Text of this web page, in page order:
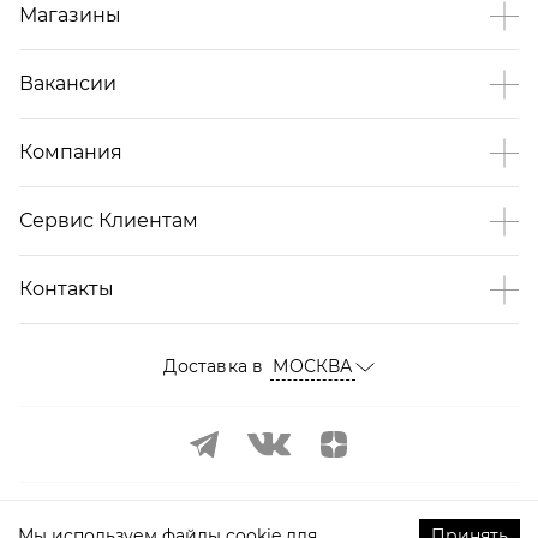
Магазины
Вакансии
Компания
Сервис Клиентам
Контакты
Доставка в МОСКВА